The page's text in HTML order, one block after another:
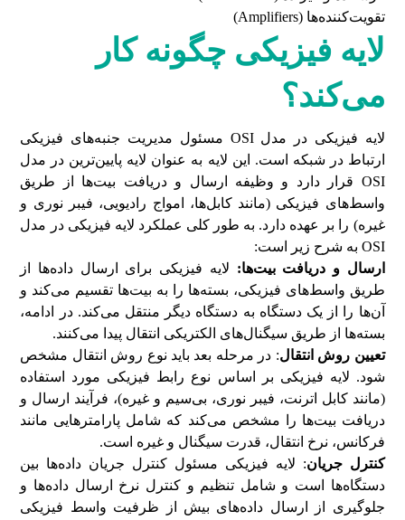
تقویتکننده‌ها (Amplifiers
)
لایه فیزیکی چگونه کار
می‌کند؟
لایه فیزیکی در مدل OSI مسئول مدیریت جنبه‌های فیزیکی
ارتباط در شبکه است. این لایه به عنوان لایه پایین‌ترین در مدل
OSI قرار دارد و وظیفه ارسال و دریافت بیت‌ها از طریق
واسط‌های فیزیکی (مانند کابل‌ها، امواج رادیویی، فیبر نوری و
غیره) را بر عهده دارد. به طور کلی عملکرد لایه فیزیکی در مدل
OSI به شرح زیر است:
ارسال و دریافت بیت‌ها: لایه فیزیکی برای ارسال داده‌ها از
طریق واسط‌های فیزیکی، بسته‌ها را به بیت‌ها تقسیم می‌کند و
آن‌ها را از یک دستگاه به دستگاه دیگر منتقل می‌کند. در ادامه،
بسته‌ها از طریق سیگنال‌های الکتریکی انتقال پیدا می‌کنند.
تعیین روش انتقال: در مرحله بعد باید نوع روش انتقال مشخص
شود. لایه فیزیکی بر اساس نوع رابط فیزیکی مورد استفاده
(مانند کابل اترنت، فیبر نوری، بی‌سیم و غیره)، فرآیند ارسال و
دریافت بیت‌ها را مشخص می‌کند که شامل پارامترهایی مانند
فرکانس، نرخ انتقال، قدرت سیگنال و غیره است.
کنترل جریان: لایه فیزیکی مسئول کنترل جریان داده‌ها بین
دستگاه‌ها است و شامل تنظیم و کنترل نرخ ارسال داده‌ها و
جلوگیری از ارسال داده‌های بیش از ظرفیت واسط فیزیکی